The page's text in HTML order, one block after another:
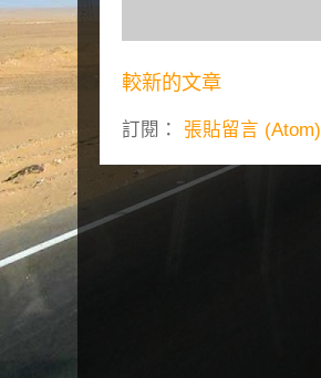
較新的文章
訂閱： 張貼留言 (Atom)